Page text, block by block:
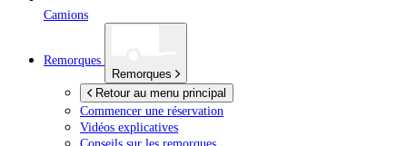
Camions
Remorques
Remorques
Retour au menu principal
Commencer une réservation
Vidéos explicatives